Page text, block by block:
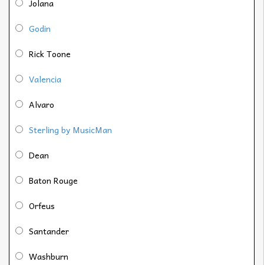
Jolana
Godin
Rick Toone
Valencia
Alvaro
Sterling by MusicMan
Dean
Baton Rouge
Orfeus
Santander
Washburn